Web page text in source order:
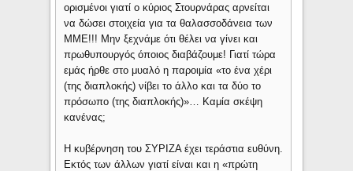
ορισμένοι γιατί ο κύριος Στουρνάρας αρνείται
να δώσει στοιχεία για τα θαλασσοδάνεια των
ΜΜΕ!!! Μην ξεχνάμε ότι θέλει να γίνει και
πρωθυπουργός όποιος διαβάζουμε! Γιατί τώρα
εμάς ήρθε στο μυαλό η παροιμία «το ένα χέρι
(της διαπλοκής) νίβει το άλλο και τα δύο το
πρόσωπο (της διαπλοκής)»… Καμία σκέψη
κανένας;
Η κυβέρνηση του ΣΥΡΙΖΑ έχει τεράστια ευθύνη.
Εκτός των άλλων γιατί είναι και η «πρώτη